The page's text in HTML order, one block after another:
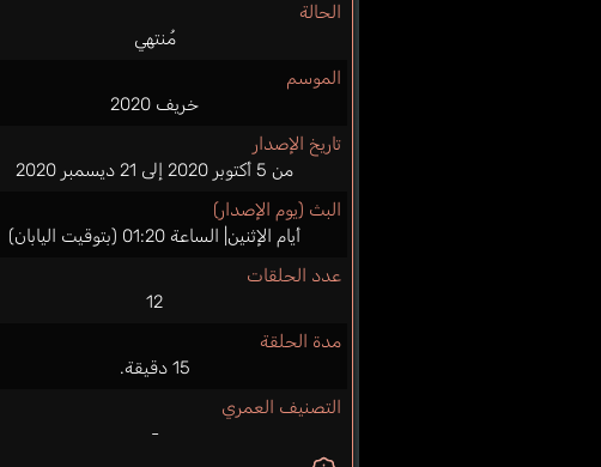
الحالة
مُنتهي
الموسم
خريف 2020
تاريخ الإصدار
من 5 أكتوبر 2020 إلى 21 ديسمبر 2020
البث (يوم الإصدار)
أيام الإثنين| الساعة 01:20 (بتوقيت اليابان)
عدد الحلقات
12
مدة الحلقة
15 دقيقة.
التصنيف العمري
-